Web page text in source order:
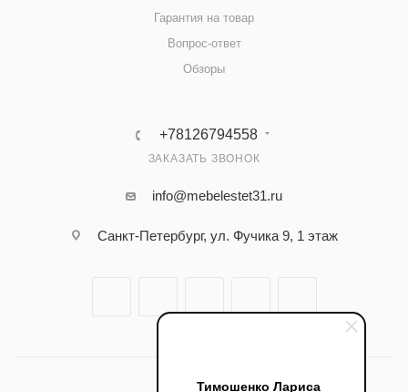
Тимошенко Лариса
Гарантия на товар
Вопрос-ответ
Обзоры
+78126794558
ЗАКАЗАТЬ ЗВОНОК
info@mebelestet31.ru
Санкт-Петербург, ул. Фучика 9, 1 этаж